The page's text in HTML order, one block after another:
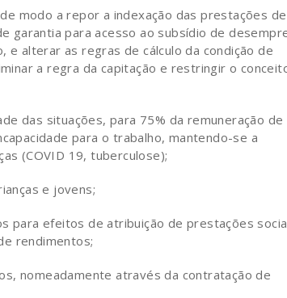
modo a repor a indexação das prestações de
garantia para acesso ao subsídio de
alterar as regras de cálculo da condição de
a regra da capitação e restringir o
das situações, para 75% da remuneração de
para o trabalho, mantendo-se a
(COVID 19, tuberculose);
e jovens;
para efeitos de atribuição de prestações
rendimentos;
nomeadamente através da contratação de